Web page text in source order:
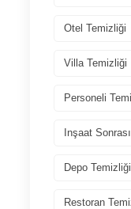
Otel Temizliği
Villa Temizliği
Personeli
Inşaat
Depo Temizliği
Restoran